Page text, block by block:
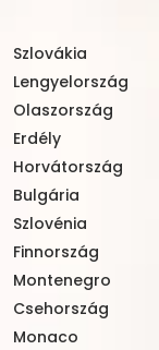
Szlovákia
Lengyelország
Olaszország
Erdély
Horvátország
Bulgária
Szlovénia
Finnország
Montenegro
Csehország
Monaco